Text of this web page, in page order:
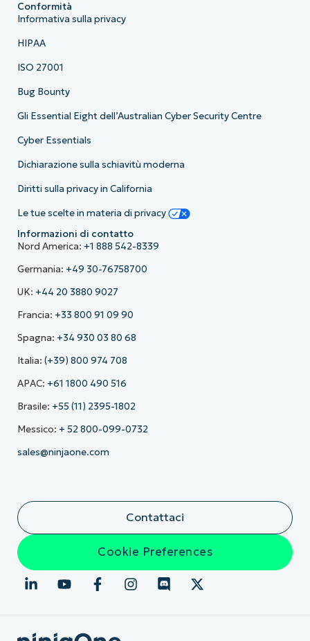
Conformità
Informativa sulla privacy
HIPAA
ISO 27001
Bug Bounty
Gli Essential Eight dell’Australian Cyber Security Centre
Cyber Essentials
Dichiarazione sulla schiavitù moderna
Diritti sulla privacy in California
Le tue scelte in materia di privacy
Informazioni di contatto
Nord America: +1 888 542-8339
Germania: +49 30-76758700
UK: +44 20 3880 9027
Francia: +33 800 91 09 90
Spagna: +34 930 03 80 68
Italia: (+39) 800 974 708
APAC: +61 1800 490 516
Brasile: +55 (11) 2395-1802
Messico: + 52 800-099-0732
sales@ninjaone.com
Contattaci
Cookie Preferences